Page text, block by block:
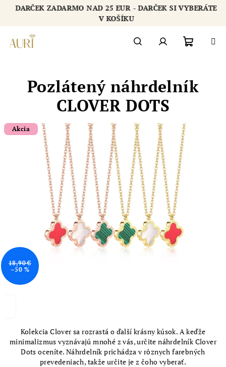
PrejsťDARČEK ZADARMO NAD 25 EUR - DARČEK SI VYBERÁTE
V KOŠÍKU
košík
Kolekcia Clover sa rozrastá o ďalší krásny kúsok. A keďže
minimalizmus vyznávajú mnohé z vás, určite náhrdelník Clover
Dots oceníte. Náhrdelník prichádza v rôznych farebných
prevedeniach, takže určite je z čoho vyberať.
Pozlátený náhrdelník
CLOVER DOTS
Akcia
18,90 €
–50 %
Chatbot šperkovnice AURI